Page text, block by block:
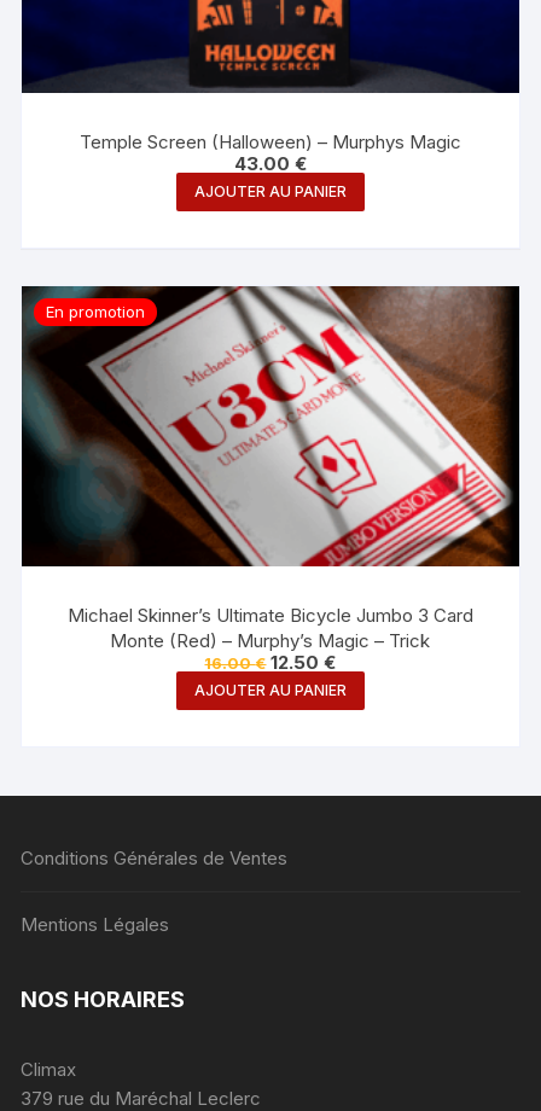
Temple Screen (Halloween) – Murphys Magic
43.00 €
AJOUTER AU PANIER
En promotion
Michael Skinner’s Ultimate Bicycle Jumbo 3 Card
Monte (Red) – Murphy’s Magic – Trick
16.00€ Le
prix
initial
était :
12.50€Le
prix
actuel
est :
AJOUTER AU PANIER
Conditions Générales de Ventes
Mentions Légales
NOS HORAIRES
Climax
379 rue du Maréchal Leclerc